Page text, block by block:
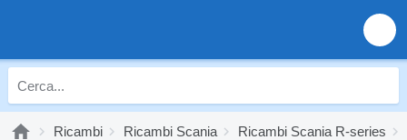
Ricambi Ricambi Scania Ricambi Scania R-series